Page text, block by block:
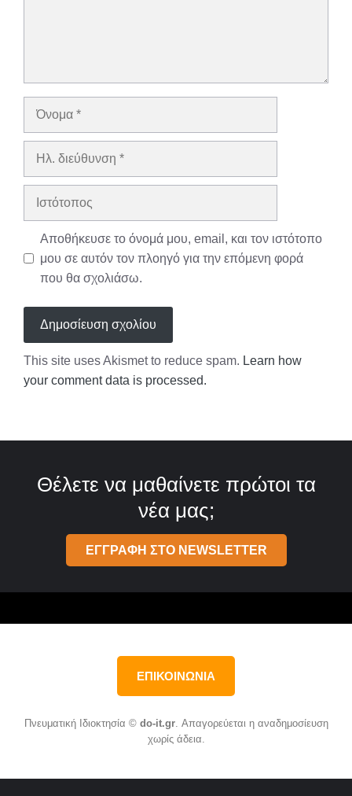
Όνομα
Ηλ.
Ιστότοπος
Αποθήκευσε το όνομά μου, email, και τον ιστότοπο
μου σε αυτόν τον πλοηγό για την επόμενη φορά
που θα σχολιάσω.
This site uses Akismet to reduce spam. Learn how
your comment data is processed.
Θέλετε να μαθαίνετε πρώτοι τα
νέα μας;
ΕΓΓΡΑΦΗ ΣΤΟ NEWSLETTER
ΕΠΙΚΟΙΝΩΝΙΑ
Πνευματική Ιδιοκτησία © do-it.gr. Απαγορεύεται η αναδημοσίευση
χωρίς άδεια.